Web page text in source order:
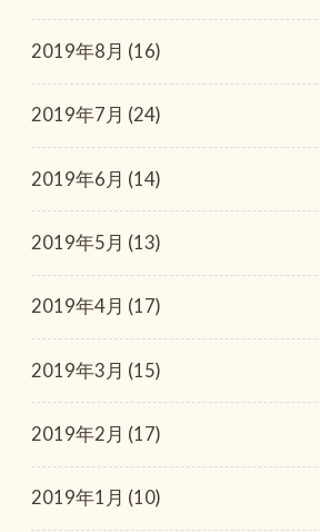
2019年8月 (16)
2019年7月 (24)
2019年6月 (14)
2019年5月 (13)
2019年4月 (17)
2019年3月 (15)
2019年2月 (17)
2019年1月 (10)